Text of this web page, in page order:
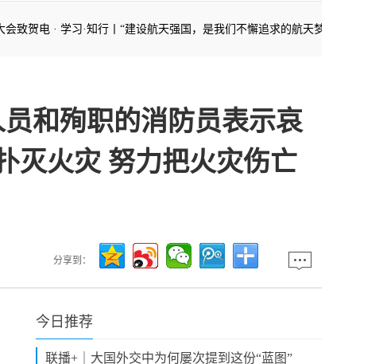
贺电·学习·知行丨“建设航天强国，是我们不懈追求的航天梦”·
和殉职的消防员表示哀
灭火灾 努力把火灾伤亡
分享到：
今日推荐
联播+｜大国外交中为何屡次提到这份“蓝图”